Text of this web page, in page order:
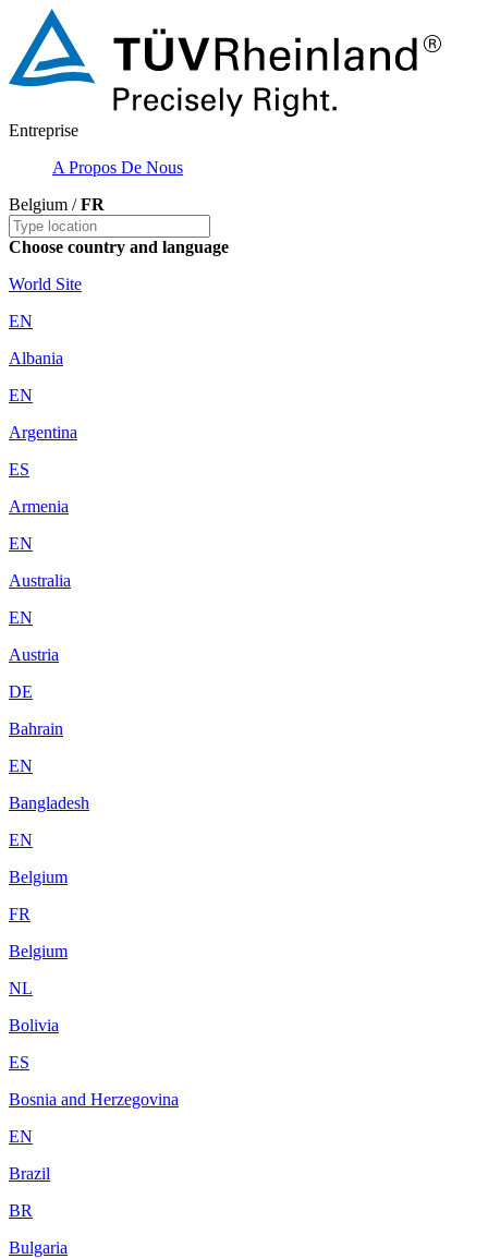
Entreprise
A Propos De Nous
Belgium /FR
Choose country and language
World Site
EN
Albania
EN
Argentina
ES
Armenia
EN
Australia
EN
Austria
DE
Bahrain
EN
Bangladesh
EN
Belgium
FR
Belgium
NL
Bolivia
ES
Bosnia and Herzegovina
EN
Brazil
BR
Bulgaria